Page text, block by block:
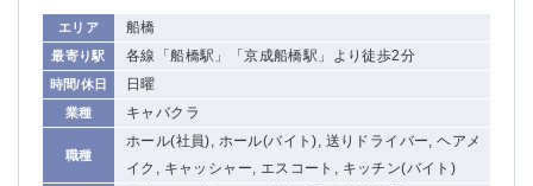
エリア 船橋
最寄り駅 各線「船橋駅」「京成船橋駅」より徒歩2分
時間/休日 日曜
業種 キャバクラ
職種
ホール(社員), ホール(バイト), 送りドライバー, ヘアメ
イク, キャッシャー, エスコート, キッチン(バイト)
立川（南口）
浜松町
西葛西
中野
府中
ひばりヶ丘（北口）
学芸大学
吉祥寺（南口／公園口） 小作・羽村・福生エリア